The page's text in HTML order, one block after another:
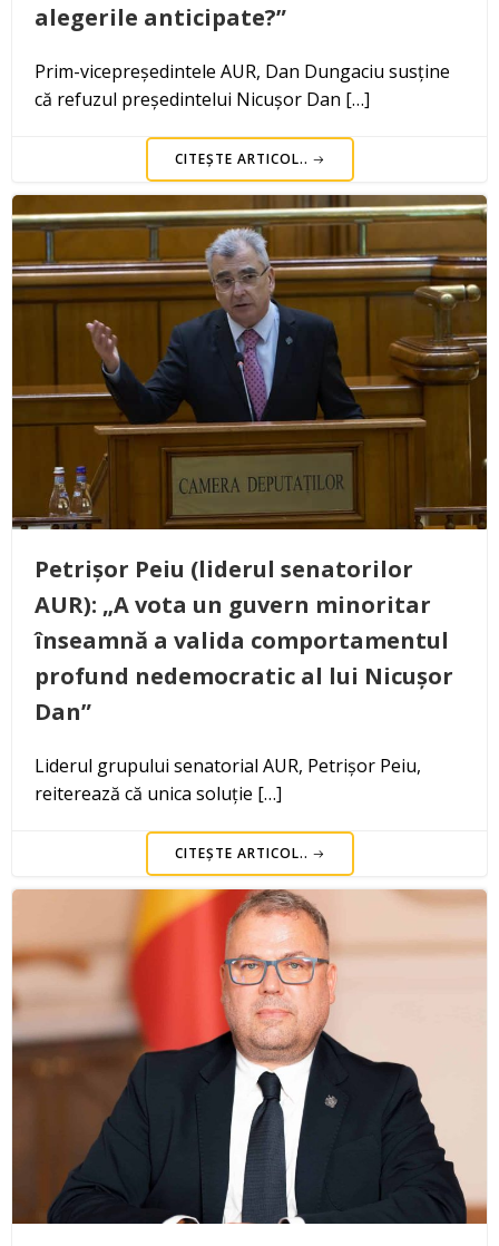
alegerile anticipate?”
Prim-vicepreședintele AUR, Dan Dungaciu susține
că refuzul președintelui Nicușor Dan […]
CITEȘTE ARTICOL..
Petrișor Peiu (liderul senatorilor
AUR): „A vota un guvern minoritar
înseamnă a valida comportamentul
profund nedemocratic al lui Nicușor
Dan”
Liderul grupului senatorial AUR, Petrișor Peiu,
reiterează că unica soluție […]
CITEȘTE ARTICOL..